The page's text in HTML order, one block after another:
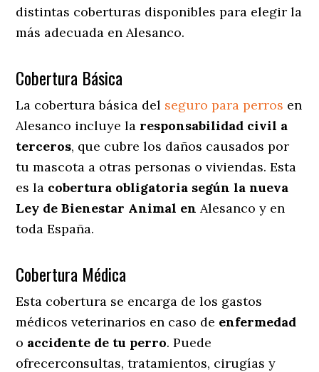
distintas coberturas disponibles para elegir la
más adecuada en Alesanco.
Cobertura Básica
La cobertura básica del seguro para perros en
Alesanco incluye la responsabilidad civil a
terceros, que cubre los daños causados por
tu mascota a otras personas o viviendas. Esta
es la cobertura obligatoria según la nueva
Ley de Bienestar Animal en Alesanco y en
toda España.
Cobertura Médica
Esta cobertura se encarga de los gastos
médicos veterinarios en caso de enfermedad
o accidente de tu perro. Puede
ofrecerconsultas, tratamientos, cirugías y